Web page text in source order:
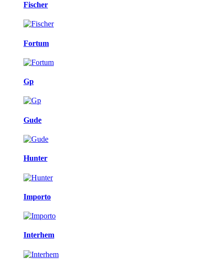
Fischer
Fortum
Gp
Gude
Hunter
Importo
Interhem